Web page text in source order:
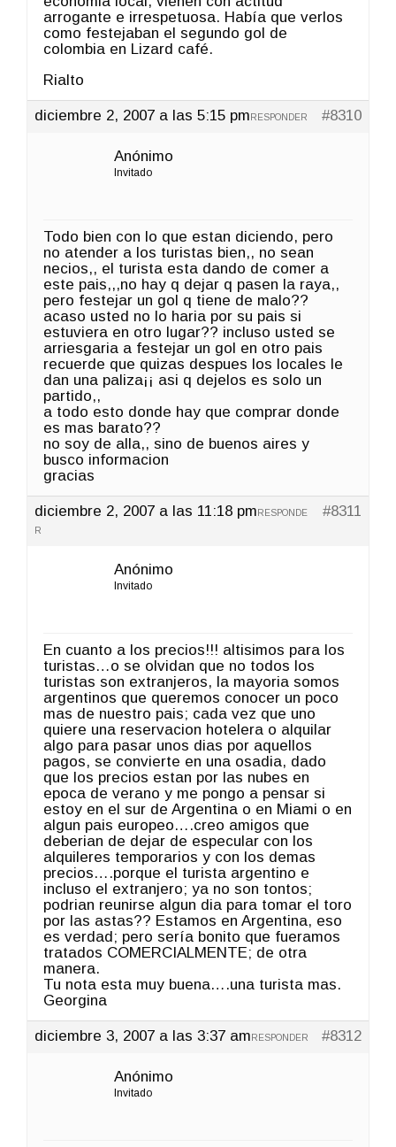
arrogante e irrespetuosa. Había que verlos
como festejaban el segundo gol de
colombia en Lizard café.
Rialto
diciembre 2, 2007 a las 5:15 pm #8310
RESPONDER
Anónimo
Invitado
Todo bien con lo que estan diciendo, pero
no atender a los turistas bien,, no sean
necios,, el turista esta dando de comer a
este pais,,,no hay q dejar q pasen la raya,,
pero festejar un gol q tiene de malo??
acaso usted no lo haria por su pais si
estuviera en otro lugar?? incluso usted se
arriesgaria a festejar un gol en otro pais
recuerde que quizas despues los locales le
dan una paliza¡¡ asi q dejelos es solo un
partido,,
a todo esto donde hay que comprar donde
es mas barato??
no soy de alla,, sino de buenos aires y
busco informacion
gracias
diciembre 2, 2007 a las 11:18 pm #8311
RESPONDE
R
Anónimo
Invitado
En cuanto a los precios!!! altisimos para los
turistas…o se olvidan que no todos los
turistas son extranjeros, la mayoria somos
argentinos que queremos conocer un poco
mas de nuestro pais; cada vez que uno
quiere una reservacion hotelera o alquilar
algo para pasar unos dias por aquellos
pagos, se convierte en una osadia, dado
que los precios estan por las nubes en
epoca de verano y me pongo a pensar si
estoy en el sur de Argentina o en Miami o en
algun pais europeo….creo amigos que
deberian de dejar de especular con los
alquileres temporarios y con los demas
precios….porque el turista argentino e
incluso el extranjero; ya no son tontos;
podrian reunirse algun dia para tomar el toro
por las astas?? Estamos en Argentina, eso
es verdad; pero sería bonito que fueramos
tratados COMERCIALMENTE; de otra
manera.
Tu nota esta muy buena….una turista mas.
Georgina
diciembre 3, 2007 a las 3:37 am #8312
RESPONDER
Anónimo
Invitado